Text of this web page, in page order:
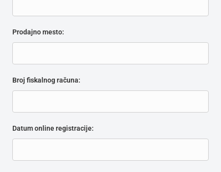
Prodajno mesto:
Broj fiskalnog računa:
Datum online registracije: